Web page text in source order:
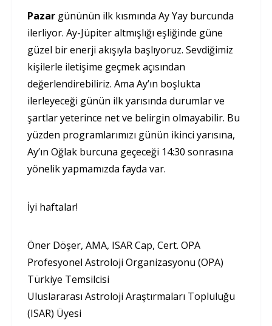
Pazar gününün ilk kısmında Ay Yay burcunda
ilerliyor. Ay-Jüpiter altmışlığı eşliğinde güne
güzel bir enerji akışıyla başlıyoruz. Sevdiğimiz
kişilerle iletişime geçmek açısından
değerlendirebiliriz. Ama Ay’ın boşlukta
ilerleyeceği günün ilk yarısında durumlar ve
şartlar yeterince net ve belirgin olmayabilir. Bu
yüzden programlarımızı günün ikinci yarısına,
Ay’ın Oğlak burcuna geçeceği 14:30 sonrasına
yönelik yapmamızda fayda var.
İyi haftalar!
Öner Döşer, AMA, ISAR Cap, Cert. OPA
Profesyonel Astroloji Organizasyonu (OPA)
Türkiye Temsilcisi
Uluslararası Astroloji Araştırmaları Topluluğu
(ISAR) Üyesi